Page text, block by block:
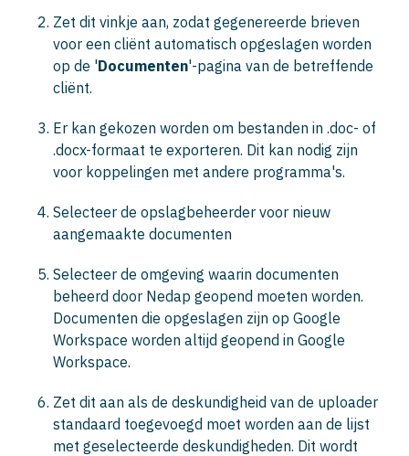
Zet dit vinkje aan, zodat gegenereerde brieven
voor een cliënt automatisch opgeslagen worden
op de 'Documenten'-pagina van de betreffende
cliënt.
Er kan gekozen worden om bestanden in .doc- of
.docx-formaat te exporteren. Dit kan nodig zijn
voor koppelingen met andere programma's.
Selecteer de opslagbeheerder voor nieuw
aangemaakte documenten
Selecteer de omgeving waarin documenten
beheerd door Nedap geopend moeten worden.
Documenten die opgeslagen zijn op Google
Workspace worden altijd geopend in Google
Workspace.
Zet dit aan als de deskundigheid van de uploader
standaard toegevoegd moet worden aan de lijst
met geselecteerde deskundigheden. Dit wordt